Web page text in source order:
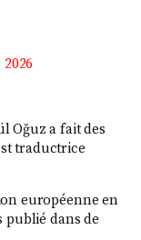
Oğuz a fait des
traductrice
européenne en
dans de